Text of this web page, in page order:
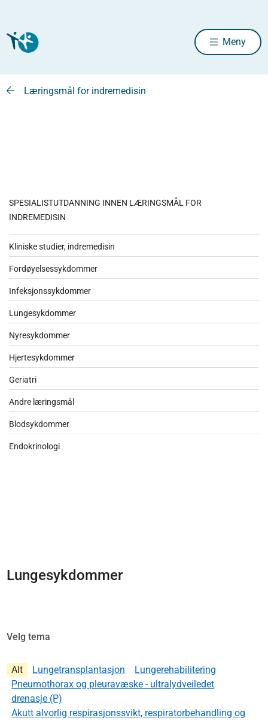
Meny
Læringsmål for indremedisin
SPESIALISTUTDANNING INNEN LÆRINGSMÅL FOR
INDREMEDISIN
Kliniske studier, indremedisin
Fordøyelsessykdommer
Infeksjonssykdommer
Lungesykdommer
Nyresykdommer
Hjertesykdommer
Geriatri
Andre læringsmål
Blodsykdommer
Endokrinologi
Lungesykdommer
Velg tema
Alt Lungetransplantasjon
Lungerehabilitering
Pneumothorax og pleuravæske - ultralydveiledet
drenasje (P)
Akutt alvorlig respirasjonssvikt, respiratorbehandling og